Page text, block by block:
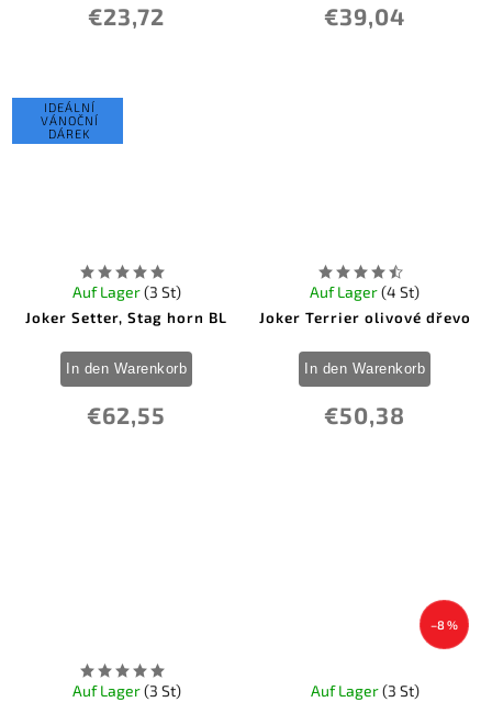
€23,72 €39,04
IDEÁLNÍ
VÁNOČNÍ
DÁREK
Joker Setter, Stag horn BL
Auf Lager(3 St)
€62,55
In den Warenkorb
Joker Terrier olivové dřevo
Auf Lager(4 St)
€50,38
In den Warenkorb
Auf Lager(3 St)
–8 %
Auf Lager(3 St)